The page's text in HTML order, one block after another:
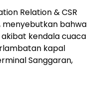
Relation & CSR
menyebutkan bahwa
kendala cuaca
kapal
Sanggaran,